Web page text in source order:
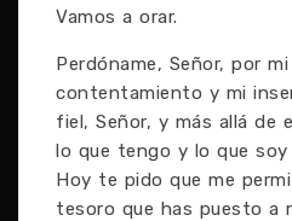
Vamos a orar.
Perdóname, Señor, por
contentamiento y mi
fiel, Señor, y más allá de
lo que tengo y lo que soy
Hoy te pido que me
tesoro que has puesto a